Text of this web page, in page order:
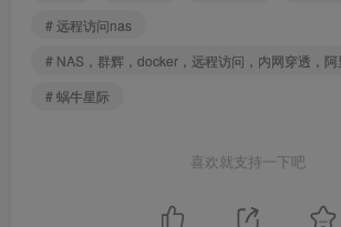
# 远程访问nas
# NAS，群辉，docker，远程访问，内网穿透，阿
# 蜗牛星际
喜欢就支持一下吧